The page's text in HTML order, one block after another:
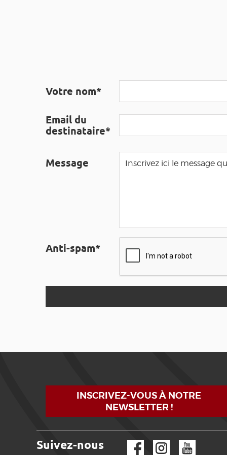
Votre nom*
Email du
destinataire*
Message
Anti-spam*
INSCRIVEZ-VOUS À NOTRE
NEWSLETTER !
Suivez-nous